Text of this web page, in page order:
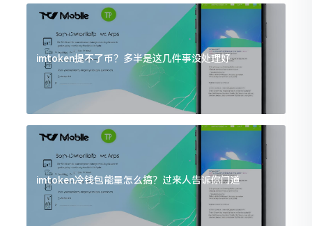
imtoken提不了币？多半是这几件事没处理好
imtoken冷钱包能量怎么搞？过来人告诉你门道